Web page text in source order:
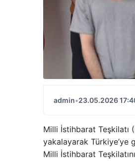
admin•23.05.2026
Milli İstihbarat Teşkilatı
yakalayarak Türkiye’ye
Milli İstihbarat